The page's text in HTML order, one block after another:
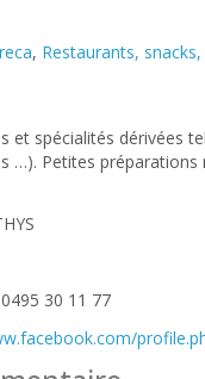
, Restaurants,
et spécialités dérivées
…). Petites
0495 30 11 77